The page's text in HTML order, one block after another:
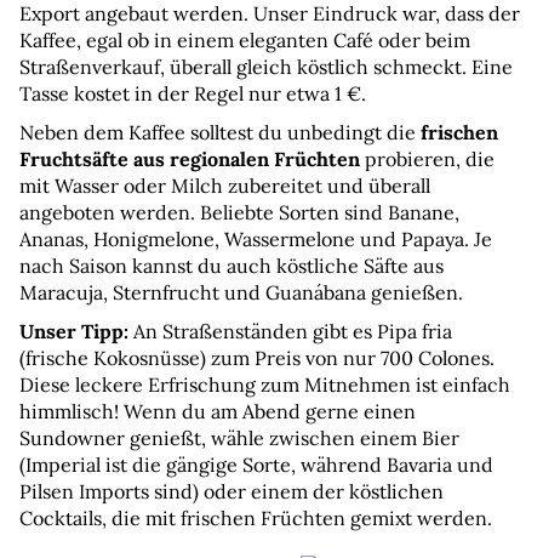
Export angebaut werden. Unser Eindruck war, dass der
Kaffee, egal ob in einem eleganten Café oder beim
Straßenverkauf, überall gleich köstlich schmeckt. Eine
Tasse kostet in der Regel nur etwa 1 €.
Neben dem Kaffee solltest du unbedingt die frischen
Fruchtsäfte aus regionalen Früchten probieren, die
mit Wasser oder Milch zubereitet und überall
angeboten werden. Beliebte Sorten sind Banane,
Ananas, Honigmelone, Wassermelone und Papaya. Je
nach Saison kannst du auch köstliche Säfte aus
Maracuja, Sternfrucht und Guanábana genießen.
Unser Tipp: An Straßenständen gibt es Pipa fria
(frische Kokosnüsse) zum Preis von nur 700 Colones.
Diese leckere Erfrischung zum Mitnehmen ist einfach
himmlisch! Wenn du am Abend gerne einen
Sundowner genießt, wähle zwischen einem Bier
(Imperial ist die gängige Sorte, während Bavaria und
Pilsen Imports sind) oder einem der köstlichen
Cocktails, die mit frischen Früchten gemixt werden.